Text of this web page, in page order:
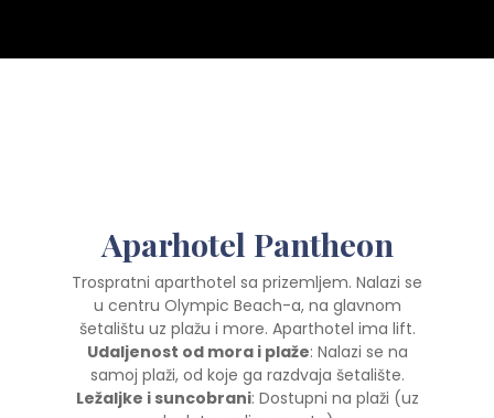
Aparhotel Pantheon
Trospratni aparthotel sa prizemljem. Nalazi se
u centru Olympic Beach-a, na glavnom
šetalištu uz plažu i more. Aparthotel ima lift.
Udaljenost od mora i plaže: Nalazi se na
samoj plaži, od koje ga razdvaja šetalište.
Ležaljke i suncobrani: Dostupni na plaži (uz